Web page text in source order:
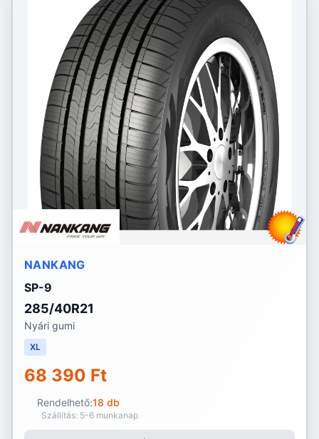
NANKANG
SP-9
285/40R21
Nyári gumi
XL
68 390 Ft
Rendelhető:18 db
Szállítás: 5-6 munkanap